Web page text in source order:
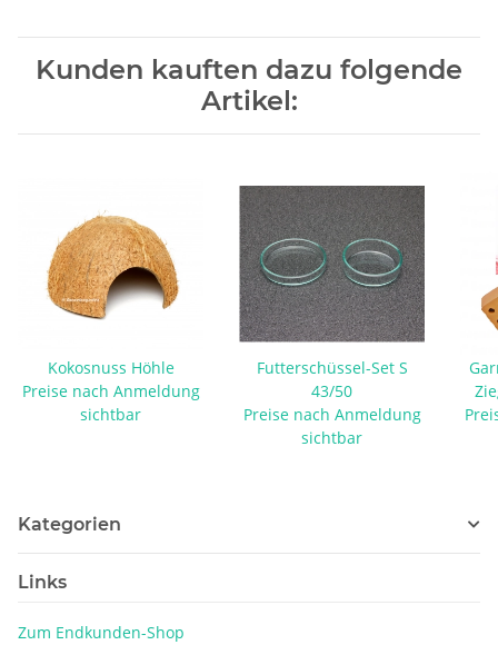
Kunden kauften dazu folgende
Artikel:
Kokosnuss Höhle
Preise nach Anmeldung
sichtbar
Futterschüssel-Set S
43/50
Preise nach Anmeldung
sichtbar
Kategorien
Links
Zum Endkunden-Shop